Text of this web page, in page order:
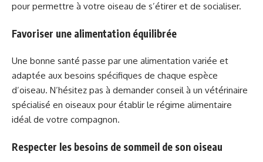
pour permettre à votre oiseau de s’étirer et de socialiser.
Favoriser une alimentation équilibrée
Une bonne santé passe par une alimentation variée et
adaptée aux besoins spécifiques de chaque espèce
d’oiseau. N’hésitez pas à demander conseil à un vétérinaire
spécialisé en oiseaux pour établir le régime alimentaire
idéal de votre compagnon.
Respecter les besoins de sommeil de son oiseau